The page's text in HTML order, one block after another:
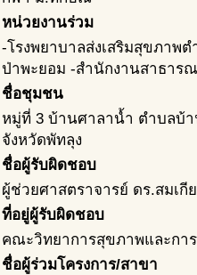
หน่วยงานร่วม
-โรงพยาบาลส่งเสริมสุขภาพ
ป่าพะยอม -สำนักงานสาธาร
ชื่อชุมชน
หมู่ที่ 3 บ้านศาลาน้ำ ตำบลบ้า
จังหวัดพัทลุง
ชื่อผู้รับผิดชอบ
ผู้ช่วยศาสตราจารย์ ดร.สมเกี
ที่อยู่ผู้รับผิดชอบ
คณะวิทยาการสุขภาพและกา
ชื่อผู้ร่วมโครงการ/สาขา